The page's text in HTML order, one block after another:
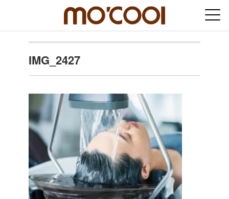
IMG_2427